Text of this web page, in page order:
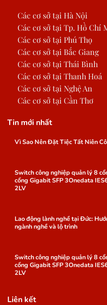
Các cơ sở tại Hà Nội
Các cơ sở tại Tp. Hồ Chí
Các cơ sở tại Phú Thọ
Các cơ sở tại Bắc Giang
Các cơ sở tại Thái Bình
Các cơ sở tại Thanh Hoá
Các cơ sở tại Nghệ An
Các cơ sở tại Cần Thơ
Tin mới nhất
Vì Sao Nên Đặt Tiệc Tất Niên
Switch công nghiệp quản lý 8
cổng Gigabit SFP 3Onedata
2LV
Lao động lành nghề tại Đức:
ngành nghề và lộ trình
Switch công nghiệp quản lý 8
cổng Gigabit SFP 3Onedata
2LV
Liên kết